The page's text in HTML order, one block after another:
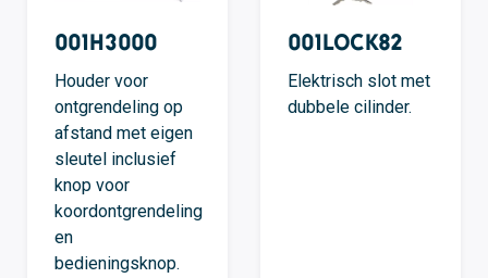
001H3000
Houder voor
ontgrendeling op
afstand met eigen
sleutel inclusief
knop voor
koordontgrendeling
en
bedieningsknop.
001LOCK82
Elektrisch slot met
dubbele cilinder.